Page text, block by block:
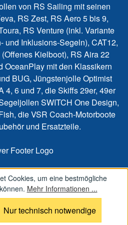
von RS Sailing mit seinen
RS Zest, RS Aero 5 bis 9,
RS Venture (inkl. Variante
und Inklusions-Segeln), CAT12,
Kielboot), RS Aira 22
OceanPlay mit den Klassikern
BUG, Jüngstenjolle Optimist
4, 6 und 7, die Skiffs 29er, 49er
SWITCH One Design,
die VSR Coach-Motorboote
und Ersatzteile.
Cookies, um eine bestmögliche
Mehr Informationen ...
Nur technisch notwendige